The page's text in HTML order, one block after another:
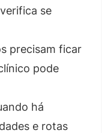
se
precisam ficar
pode
há
e rotas